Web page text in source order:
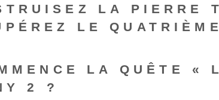
LA PIERRE
LE
LA QUÊTE «
2 ?